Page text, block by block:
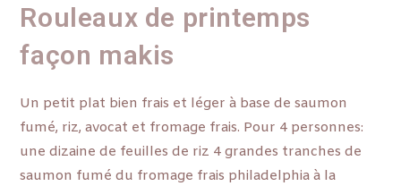
Rouleaux de printemps
façon makis
Un petit plat bien frais et léger à base de saumon
fumé, riz, avocat et fromage frais. Pour 4 personnes:
une dizaine de feuilles de riz 4 grandes tranches de
saumon fumé du fromage frais philadelphia à la